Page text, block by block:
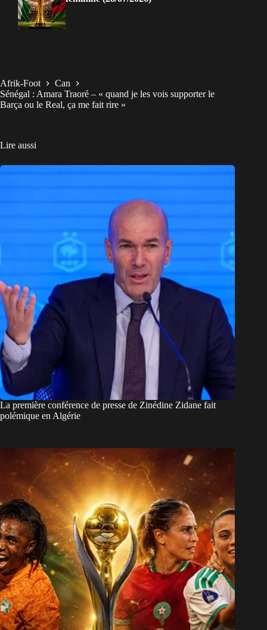
Afrik-Foot
Can
Sénégal : Amara Traoré – « quand je les vois supporter le
Barça ou le Real, ça me fait rire »
Lire aussi
La première conférence de presse de Zinédine Zidane fait
polémique en Algérie